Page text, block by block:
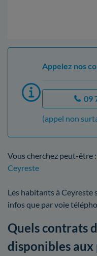
Appelez nos
09
(appel non
Vous cherchez peut-être :
Ceyreste
Les habitants à Ceyreste
infos que par voie
Quels contrats
disponibles